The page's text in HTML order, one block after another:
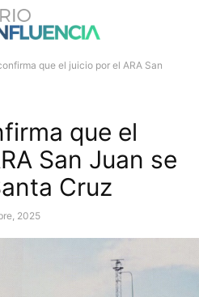
que el juicio por el ARA San
que el
San Juan se
Cruz
2025